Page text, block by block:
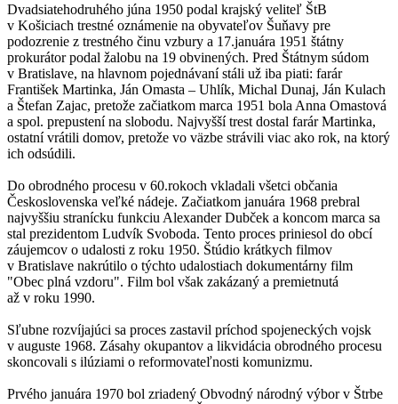
Dvadsiatehodruhého júna 1950 podal krajský veliteľ ŠtB
v Košiciach trestné oznámenie na obyvateľov Šuňavy pre
podozrenie z trestného činu vzbury a 17.januára 1951 štátny
prokurátor podal žalobu na 19 obvinených. Pred Štátnym súdom
v Bratislave, na hlavnom pojednávaní stáli už iba piati: farár
František Martinka, Ján Omasta – Uhlík, Michal Dunaj, Ján Kulach
a Štefan Zajac, pretože začiatkom marca 1951 bola Anna Omastová
a spol. prepustení na slobodu. Najvyšší trest dostal farár Martinka,
ostatní vrátili domov, pretože vo väzbe strávili viac ako rok, na ktorý
ich odsúdili.
Do obrodného procesu v 60.rokoch vkladali všetci občania
Československa veľké nádeje. Začiatkom januára 1968 prebral
najvyššiu stranícku funkciu Alexander Dubček a koncom marca sa
stal prezidentom Ludvík Svoboda. Tento proces priniesol do obcí
záujemcov o udalosti z roku 1950. Štúdio krátkych filmov
v Bratislave nakrútilo o týchto udalostiach dokumentárny film
"Obec plná vzdoru". Film bol však zakázaný a premietnutá
až v roku 1990.
Sľubne rozvíjajúci sa proces zastavil príchod spojeneckých vojsk
v auguste 1968. Zásahy okupantov a likvidácia obrodného procesu
skoncovali s ilúziami o reformovateľnosti komunizmu.
Prvého januára 1970 bol zriadený Obvodný národný výbor v Štrbe